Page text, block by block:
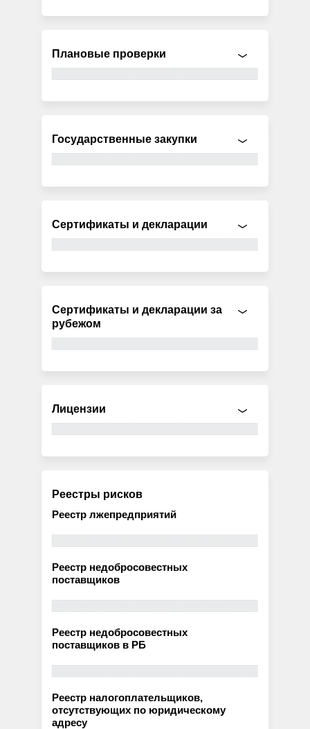
Плановые проверки
Государственные закупки
Сертификаты и декларации
Сертификаты и декларации за
рубежом
Лицензии
Реестры рисков
Реестр лжепредприятий
Реестр недобросовестных
поставщиков
Реестр недобросовестных
поставщиков в РБ
Реестр налогоплательщиков,
отсутствующих по юридическому
адресу